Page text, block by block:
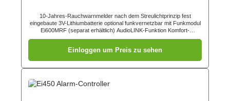
10-Jahres-Rauchwarnmelder nach dem Streulichtprinzip fest
eingebaute 3V-Lithiumbatterie optional funkvernetzbar mit Funkmodul
Ei600MRF (separat erhältlich) AudioLINK-Funktion Komfort-
IdentifikationDiagnosefunktion Ereignisspeicher12h-
Testlautstärke ohne LED-Blinken -
Verschmutzungskompensation DemontagesicherungQualitätssiegel
DIN 14676-15 Jahre Garantie, 10 Jahre Lebensdauer
Einloggen um Preis zu sehen